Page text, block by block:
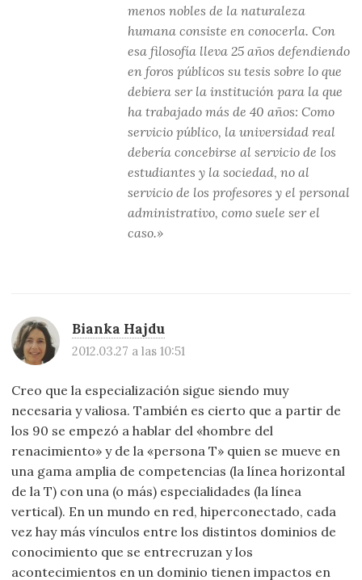
menos nobles de la naturaleza
humana consiste en conocerla. Con
esa filosofía lleva 25 años defendiendo
en foros públicos su tesis sobre lo que
debiera ser la institución para la que
ha trabajado más de 40 años: Como
servicio público, la universidad real
debería concebirse al servicio de los
estudiantes y la sociedad, no al
servicio de los profesores y el personal
administrativo, como suele ser el
caso.»
Bianka Hajdu
2012.03.27 a las 10:51
Creo que la especialización sigue siendo muy
necesaria y valiosa. También es cierto que a partir de
los 90 se empezó a hablar del «hombre del
renacimiento» y de la «persona T» quien se mueve en
una gama amplia de competencias (la línea horizontal
de la T) con una (o más) especialidades (la línea
vertical). En un mundo en red, hiperconectado, cada
vez hay más vínculos entre los distintos dominios de
conocimiento que se entrecruzan y los
acontecimientos en un dominio tienen impactos en